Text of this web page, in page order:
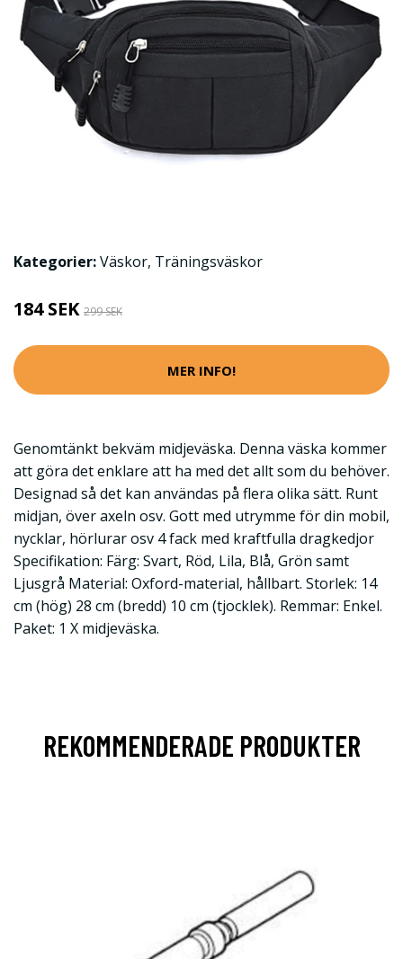
Kategorier:Väskor, Träningsväskor
184 SEK 299 SEK
MER INFO!
Genomtänkt bekväm midjeväska. Denna väska kommer
att göra det enklare att ha med det allt som du behöver.
Designad så det kan användas på flera olika sätt. Runt
midjan, över axeln osv. Gott med utrymme för din mobil,
nycklar, hörlurar osv 4 fack med kraftfulla dragkedjor
Specifikation: Färg: Svart, Röd, Lila, Blå, Grön samt
Ljusgrå Material: Oxford-material, hållbart. Storlek: 14
cm (hög) 28 cm (bredd) 10 cm (tjocklek). Remmar: Enkel.
Paket: 1 X midjeväska.
REKOMMENDERADE PRODUKTER